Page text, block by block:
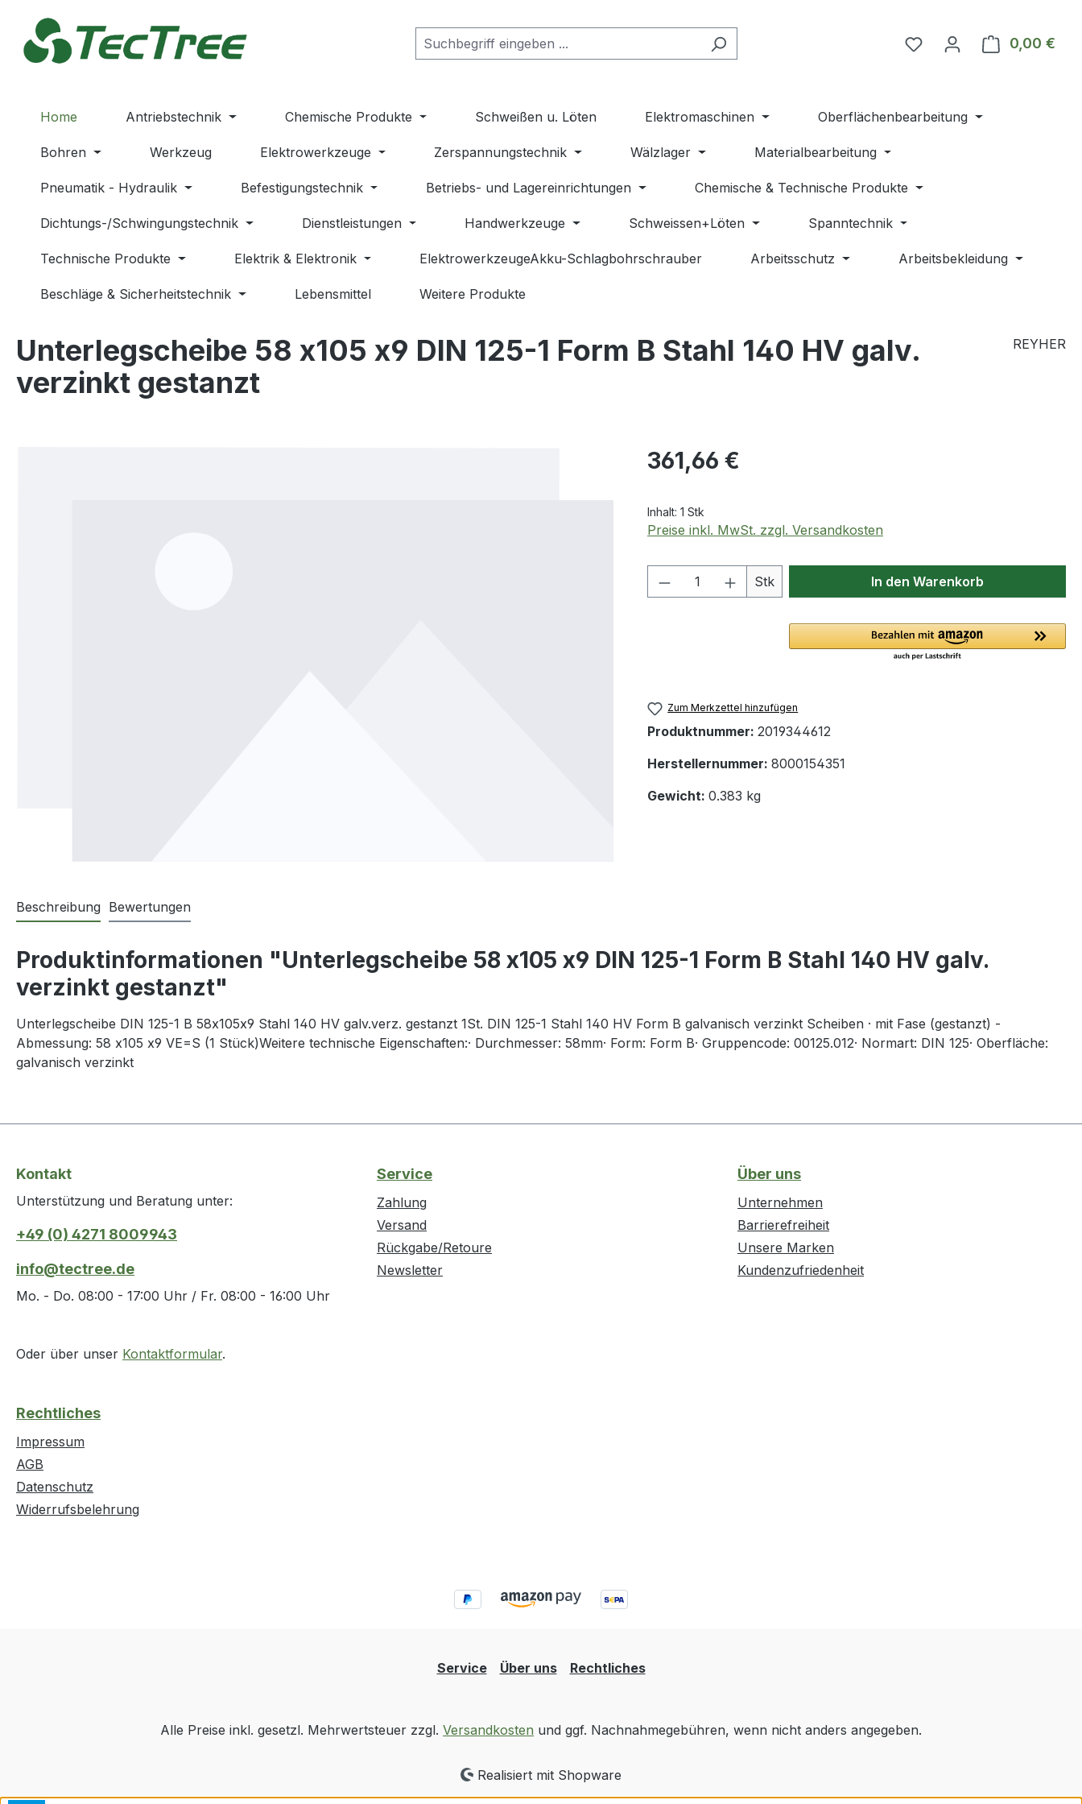
Hauptinhalt springen
Zur Suche springen
Zur Hauptnavigation springen
Du hast 0 Produkte auf
0,00 €
Home Antriebstechnik Chemische Produkte Schweißen u. Löten Elektromaschinen Oberflächenbearbeitung
Bohren Werkzeug Elektrowerkzeuge Zerspannungstechnik Wälzlager Materialbearbeitung
Pneumatik - Hydraulik Befestigungstechnik Betriebs- und Lagereinrichtungen Chemische & Technische Produkte
Dichtungs-/Schwingungstechnik Dienstleistungen Handwerkzeuge Schweissen+Löten Spanntechnik
Technische Produkte Elektrik & Elektronik ElektrowerkzeugeAkku-Schlagbohrschrauber Arbeitsschutz Arbeitsbekleidung
Beschläge & Sicherheitstechnik Lebensmittel Weitere Produkte
Unterlegscheibe 58 x105 x9 DIN 125-1 Form B Stahl 140 HV galv.
verzinkt gestanzt
REYHER
Regulärer Preis:
361,66 €
Inhalt: 1 Stk
Preise inkl. MwSt. zzgl. Versandkosten
Produkt Anzahl: Gib den gewünschten Wert
Stk In den Warenkorb
Zum Merkzettel hinzufügen
Produktnummer: 2019344612
Herstellernummer: 8000154351
Gewicht: 0.383 kg
Beschreibung Bewertungen
Produktinformationen "Unterlegscheibe 58 x105 x9 DIN 125-1 Form B Stahl 140 HV galv.
verzinkt gestanzt"
Unterlegscheibe DIN 125-1 B 58x105x9 Stahl 140 HV galv.verz. gestanzt 1St. DIN 125-1 Stahl 140 HV Form B galvanisch verzinkt Scheiben · mit Fase (gestanzt) -
Abmessung: 58 x105 x9 VE=S (1 Stück)Weitere technische Eigenschaften:· Durchmesser: 58mm· Form: Form B· Gruppencode: 00125.012· Normart: DIN 125· Oberfläche:
galvanisch verzinkt
Kontakt
Unterstützung und Beratung unter:
+49 (0) 4271 8009943
info@tectree.de
Mo. - Do. 08:00 - 17:00 Uhr / Fr. 08:00 - 16:00 Uhr
Oder über unser Kontaktformular.
Service
Zahlung
Versand
Rückgabe/Retoure
Newsletter
Über uns
Unternehmen
Barrierefreiheit
Unsere Marken
Kundenzufriedenheit
Rechtliches
Impressum
AGB
Datenschutz
Widerrufsbelehrung
Service Über uns Rechtliches
Alle Preise inkl. gesetzl. Mehrwertsteuer zzgl. Versandkosten und ggf. Nachnahmegebühren, wenn nicht anders angegeben.
Realisiert mit Shopware